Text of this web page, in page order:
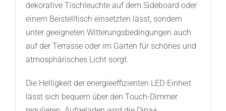
dekorative Tischleuchte auf dem Sideboard oder
einem Beistelltisch einsetzten lässt, sondern
unter geeigneten Witterungsbedingungen auch
auf der Terrasse oder im Garten für schönes und
atmosphärisches Licht sorgt.
Die Helligkeit der energieeffizienten LED-Einheit
lässt sich bequem über den Touch-Dimmer